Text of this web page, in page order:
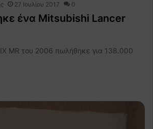
27 Ιουλίου 2017 0
ένα Mitsubishi Lancer
MR του 2006 πωλήθηκε για 138.000